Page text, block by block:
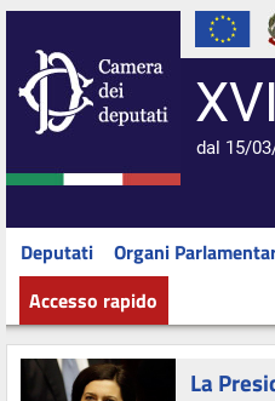
dal 15/
Deputati Organi
Accesso rapido
La